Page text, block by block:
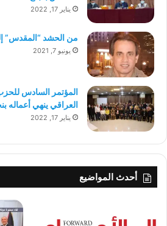
يناير 17, 2022
من الحشد “المقدس”
يونيو 7, 2021
المؤتمر السادس
العراقي ينهي أعماله
يناير 17, 2022
أحدث المواضيع